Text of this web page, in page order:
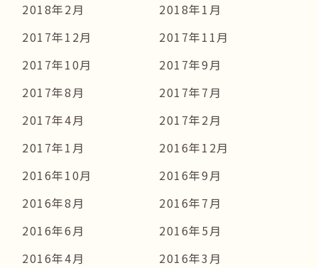
2018年2月
2018年1月
2017年12月
2017年11月
2017年10月
2017年9月
2017年8月
2017年7月
2017年4月
2017年2月
2017年1月
2016年12月
2016年10月
2016年9月
2016年8月
2016年7月
2016年6月
2016年5月
2016年4月
2016年3月